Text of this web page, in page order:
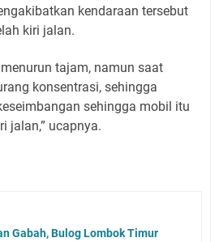
kendaraan tersebut
kiri jalan.
tajam, namun saat
konsentrasi, sehingga
sehingga mobil itu
jalan,” ucapnya.
Gabah, Bulog Lombok Timur